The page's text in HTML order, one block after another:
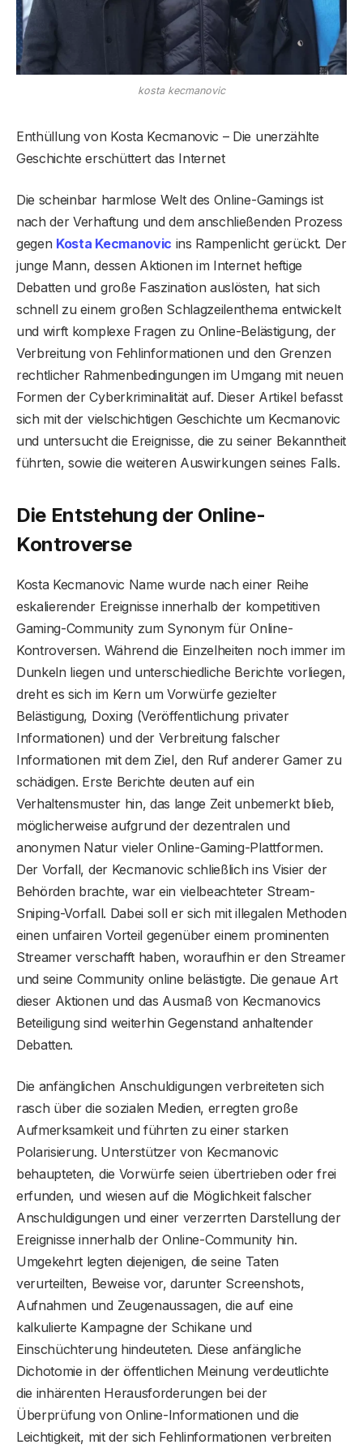
kosta kecmanovic
Enthüllung von Kosta Kecmanovic – Die unerzählte
Geschichte erschüttert das Internet
Die scheinbar harmlose Welt des Online-Gamings ist
nach der Verhaftung und dem anschließenden Prozess
gegen Kosta Kecmanovic ins Rampenlicht gerückt. Der
junge Mann, dessen Aktionen im Internet heftige
Debatten und große Faszination auslösten, hat sich
schnell zu einem großen Schlagzeilenthema entwickelt
und wirft komplexe Fragen zu Online-Belästigung, der
Verbreitung von Fehlinformationen und den Grenzen
rechtlicher Rahmenbedingungen im Umgang mit neuen
Formen der Cyberkriminalität auf. Dieser Artikel befasst
sich mit der vielschichtigen Geschichte um Kecmanovic
und untersucht die Ereignisse, die zu seiner Bekanntheit
führten, sowie die weiteren Auswirkungen seines Falls.
Die Entstehung der Online-
Kontroverse
Kosta Kecmanovic Name wurde nach einer Reihe
eskalierender Ereignisse innerhalb der kompetitiven
Gaming-Community zum Synonym für Online-
Kontroversen. Während die Einzelheiten noch immer im
Dunkeln liegen und unterschiedliche Berichte vorliegen,
dreht es sich im Kern um Vorwürfe gezielter
Belästigung, Doxing (Veröffentlichung privater
Informationen) und der Verbreitung falscher
Informationen mit dem Ziel, den Ruf anderer Gamer zu
schädigen. Erste Berichte deuten auf ein
Verhaltensmuster hin, das lange Zeit unbemerkt blieb,
möglicherweise aufgrund der dezentralen und
anonymen Natur vieler Online-Gaming-Plattformen.
Der Vorfall, der Kecmanovic schließlich ins Visier der
Behörden brachte, war ein vielbeachteter Stream-
Sniping-Vorfall. Dabei soll er sich mit illegalen Methoden
einen unfairen Vorteil gegenüber einem prominenten
Streamer verschafft haben, woraufhin er den Streamer
und seine Community online belästigte. Die genaue Art
dieser Aktionen und das Ausmaß von Kecmanovics
Beteiligung sind weiterhin Gegenstand anhaltender
Debatten.
Die anfänglichen Anschuldigungen verbreiteten sich
rasch über die sozialen Medien, erregten große
Aufmerksamkeit und führten zu einer starken
Polarisierung. Unterstützer von Kecmanovic
behaupteten, die Vorwürfe seien übertrieben oder frei
erfunden, und wiesen auf die Möglichkeit falscher
Anschuldigungen und einer verzerrten Darstellung der
Ereignisse innerhalb der Online-Community hin.
Umgekehrt legten diejenigen, die seine Taten
verurteilten, Beweise vor, darunter Screenshots,
Aufnahmen und Zeugenaussagen, die auf eine
kalkulierte Kampagne der Schikane und
Einschüchterung hindeuteten. Diese anfängliche
Dichotomie in der öffentlichen Meinung verdeutlichte
die inhärenten Herausforderungen bei der
Überprüfung von Online-Informationen und die
Leichtigkeit, mit der sich Fehlinformationen verbreiten